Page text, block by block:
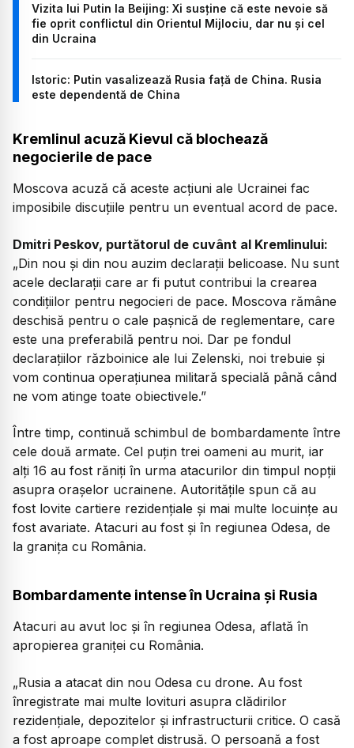
Vizita lui Putin la Beijing: Xi susține că este nevoie să
fie oprit conflictul din Orientul Mijlociu, dar nu și cel
din Ucraina
Istoric: Putin vasalizează Rusia față de China. Rusia
este dependentă de China
Kremlinul acuză Kievul că blochează
negocierile de pace
Moscova acuză că aceste acțiuni ale Ucrainei fac
imposibile discuțiile pentru un eventual acord de pace.
Dmitri Peskov, purtătorul de cuvânt al Kremlinului:
„Din nou și din nou auzim declarații belicoase. Nu sunt
acele declarații care ar fi putut contribui la crearea
condițiilor pentru negocieri de pace. Moscova rămâne
deschisă pentru o cale pașnică de reglementare, care
este una preferabilă pentru noi. Dar pe fondul
declarațiilor războinice ale lui Zelenski, noi trebuie și
vom continua operațiunea militară specială până când
ne vom atinge toate obiectivele.”
Între timp, continuă schimbul de bombardamente între
cele două armate. Cel puțin trei oameni au murit, iar
alți 16 au fost răniți în urma atacurilor din timpul nopții
asupra orașelor ucrainene. Autoritățile spun că au
fost lovite cartiere rezidențiale și mai multe locuințe au
fost avariate. Atacuri au fost și în regiunea Odesa, de
la granița cu România.
Bombardamente intense în Ucraina și Rusia
Atacuri au avut loc și în regiunea Odesa, aflată în
apropierea graniței cu România.
„Rusia a atacat din nou Odesa cu drone. Au fost
înregistrate mai multe lovituri asupra clădirilor
rezidențiale, depozitelor și infrastructurii critice. O casă
a fost aproape complet distrusă. O persoană a fost